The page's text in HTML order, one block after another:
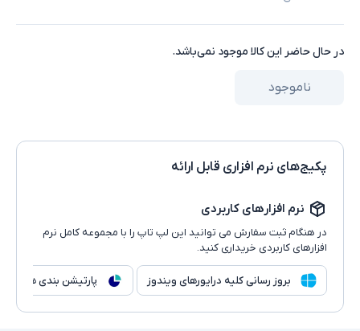
در حال حاضر این کالا موجود نمی‌باشد.
ناموجود
پکیج‌های نرم افزاری قابل ارائه
نرم افزارهای کاربردی
در هنگام ثبت سفارش می توانید این لپ تاپ را با مجموعه کامل نرم
افزارهای کاربردی خریداری کنید.
بروز رسانی کلیه درایورهای ویندوز پارتیشن بندی هارد